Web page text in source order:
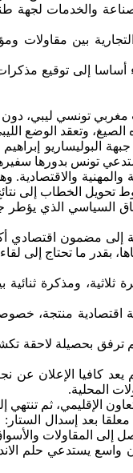
غرفة التجارة
التجارية بين
إلى توقيع
تونسي ليبي،
وتعقد الوضع
تونس بدورها
والمهنية
تحويل الخطاب إلى
السياسي الذي
مضمون اقتصادي
بقدر ما تحتاج إلى
ومذكرة
منتجة،
بحصيلة لاحقة
كافيا الإعلان
المحلية.
الإقليمي، ثم
معلقا بعد إسدال
إلى المقاولات
يستدعي حلم